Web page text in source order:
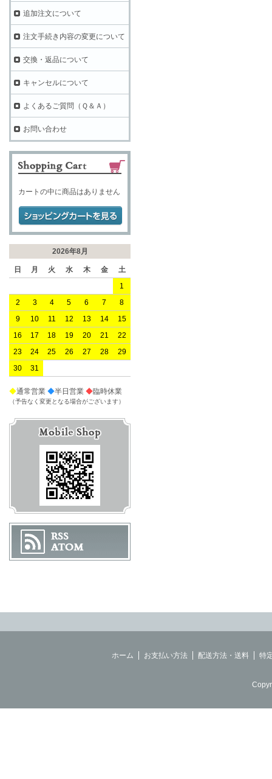
追加注文について
注文手続き内容の変更について
交換・返品について
キャンセルについて
よくあるご質問（Ｑ＆Ａ）
お問い合わせ
カートの中に商品はありません
2026年8月
日 月 火 水 木 金
土
1
2
3 4 5 6 7
8
9
10 11 12 13 14
15
16
17 18 19 20 21
22
23
24 25 26 27 28
29
30
31
◆通常営業 ◆半日営業 ◆臨時休業
（予告なく変更となる場合がございます）
ホーム お支払い方法 配送方法・送料 特